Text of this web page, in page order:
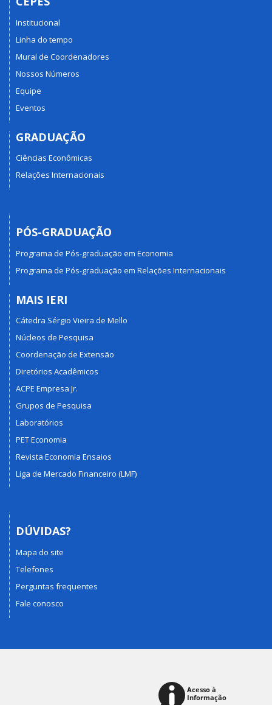
Institucional
Linha do tempo
Mural de Coordenadores
Nossos Números
Equipe
Eventos
GRADUAÇÃO
Ciências Econômicas
Relações Internacionais
PÓS-GRADUAÇÃO
Programa de Pós-graduação em Economia
Programa de Pós-graduação em Relações Internacionais
MAIS IERI
Cátedra Sérgio Vieira de Mello
Núcleos de Pesquisa
Coordenação de Extensão
Diretórios Acadêmicos
ACPE Empresa Jr.
Grupos de Pesquisa
Laboratórios
PET Economia
Revista Economia Ensaios
Liga de Mercado Financeiro (LMF)
DÚVIDAS?
Mapa do site
Telefones
Perguntas frequentes
Fale conosco